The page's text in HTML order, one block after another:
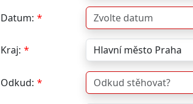
Datum:
Kraj:
Odkud: